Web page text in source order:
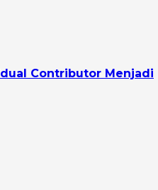
Contributor Menjadi